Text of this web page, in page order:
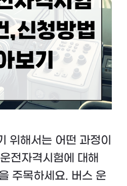
위해서는 어떤 과정이
전자격시험에 대해
주목하세요. 버스 운